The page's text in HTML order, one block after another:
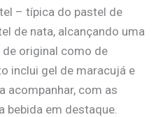
– típica do pastel de
de nata, alcançando uma
original como de
inclui gel de maracujá e
acompanhar, com as
bebida em destaque.